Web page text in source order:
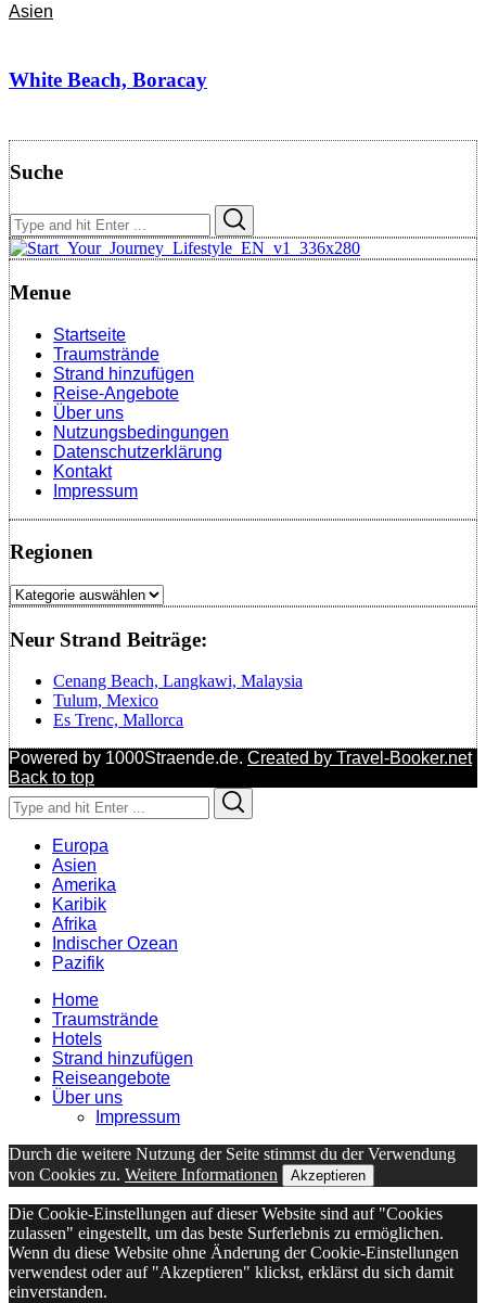
Asien
White Beach, Boracay
Suche
Search
for:
Menue
Startseite
Traumstrände
Strand hinzufügen
Reise-Angebote
Über uns
Nutzungsbedingungen
Datenschutzerklärung
Kontakt
Impressum
Regionen
Regionen
Neur Strand Beiträge:
Cenang Beach, Langkawi, Malaysia
Tulum, Mexico
Es Trenc, Mallorca
Powered by 1000Straende.de. Created by Travel-Booker.net
Back to top
Search
for:
Europa
Asien
Amerika
Karibik
Afrika
Indischer Ozean
Pazifik
Home
Traumstrände
Hotels
Strand hinzufügen
Reiseangebote
Über uns
Impressum
Durch die weitere Nutzung der Seite stimmst du der Verwendung
von Cookies zu. Weitere Informationen Akzeptieren
Die Cookie-Einstellungen auf dieser Website sind auf "Cookies
zulassen" eingestellt, um das beste Surferlebnis zu ermöglichen.
Wenn du diese Website ohne Änderung der Cookie-Einstellungen
verwendest oder auf "Akzeptieren" klickst, erklärst du sich damit
einverstanden.